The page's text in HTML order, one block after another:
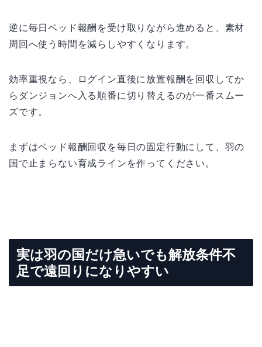
逆に毎日ベッド報酬を受け取りながら進めると、素材
周回へ使う時間を減らしやすくなります。
効率重視なら、ログイン直後に放置報酬を回収してか
らダンジョンへ入る順番に切り替えるのが一番スムー
ズです。
まずはベッド報酬回収を毎日の固定行動にして、羽の
国で止まらない育成ラインを作ってください。
実は羽の国だけ急いでも解放条件不
足で遠回りになりやすい